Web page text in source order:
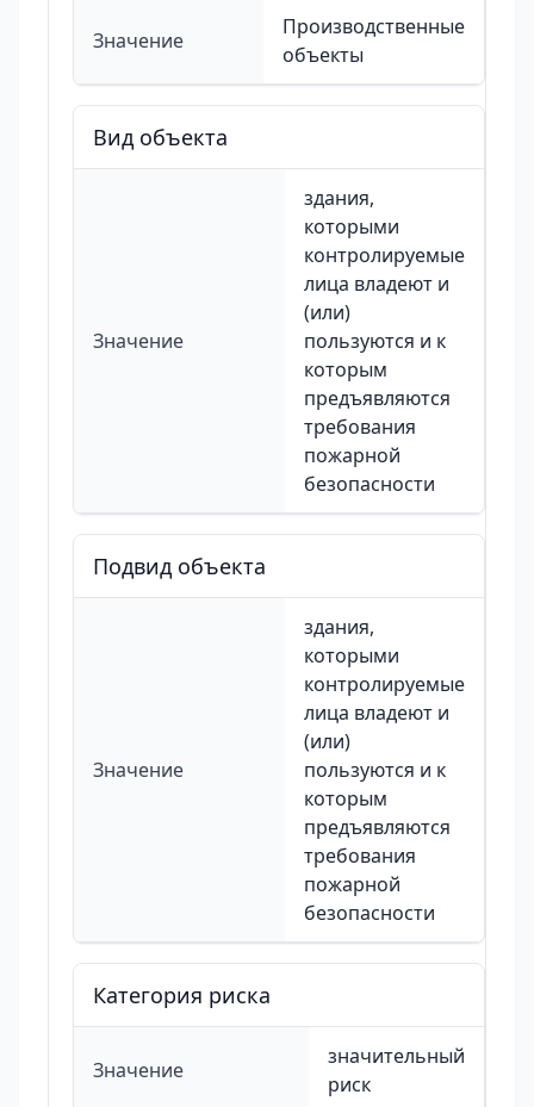
Значение
Производственные
объекты
Вид объекта
Значение
здания,
которыми
контролируемые
лица владеют и
(или)
пользуются и к
которым
предъявляются
требования
пожарной
безопасности
Подвид объекта
Значение
здания,
которыми
контролируемые
лица владеют и
(или)
пользуются и к
которым
предъявляются
требования
пожарной
безопасности
Категория риска
Значение
значительный
риск